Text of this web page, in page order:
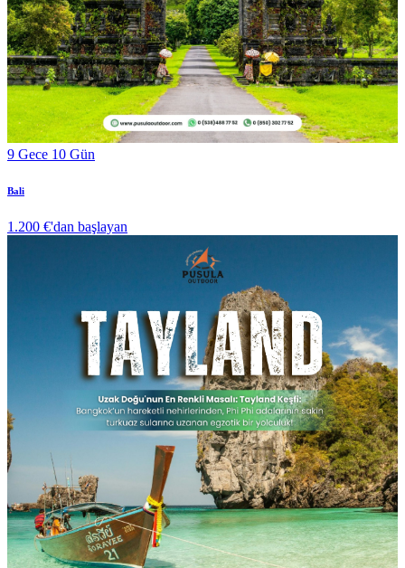
9 Gece 10 Gün
Bali
1.200 €'dan başlayan